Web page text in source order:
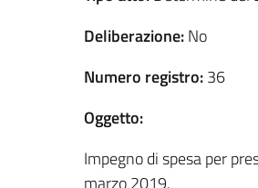
Deliberazione:No
Numero registro:36
Oggetto:
Impegno di spesa per
marzo 2019.